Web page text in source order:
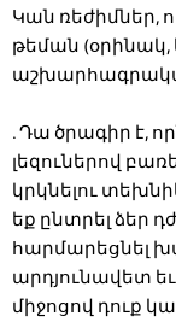
Կան ռեժիմներ,
թեման
. Դա ծրագիր է,
լեզուներով
կրկնելու
եք ընտրել ձեր
հարմարեցնել
արդյունավետ եւ
միջոցով դուք